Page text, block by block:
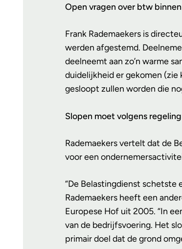
Open vragen over btw
Frank Rademaekers is
werden afgestemd.
deelneemt aan zo’n warme
duidelijkheid er gekomen (zie
gesloopt zullen worden die
Slopen moet volgens regeling
Rademaekers vertelt dat de
voor een
“De Belastingdienst schetste
Rademaekers heeft een
Europese Hof uit 2005. “In
van de bedrijfsvoering. Het
primair doel dat de grond